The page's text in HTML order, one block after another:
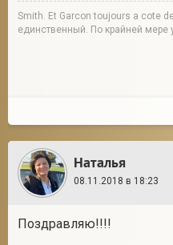
Smith. Et Garcon toujours a cote
единственный. По крайней мере
Наталья
08.11.2018 в 18:23
Поздравляю!!!!